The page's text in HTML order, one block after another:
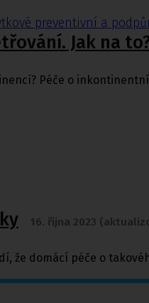
preventivní a
Jak na
Péče o
16. října 2023
že domácí péče o